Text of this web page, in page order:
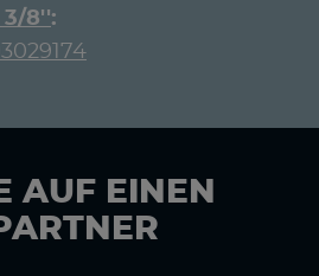
3/8''
AUF EINEN